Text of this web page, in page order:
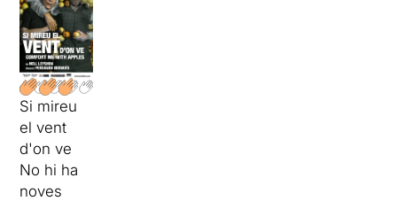
Si mireu
el vent
d'on ve
No hi ha
noves